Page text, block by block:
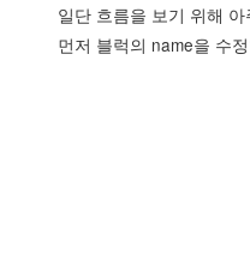
일단 흐름을 보기 위해
먼저 블럭의 name을 수